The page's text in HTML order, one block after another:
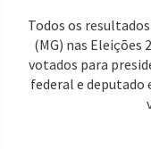
Todos os
(MG) nas Eleições
votados para
federal e deputado